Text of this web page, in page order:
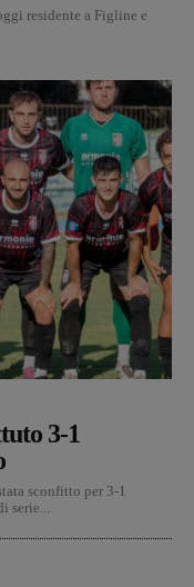
residente a Figline e
3-1
sconfitto per 3-1
serie...